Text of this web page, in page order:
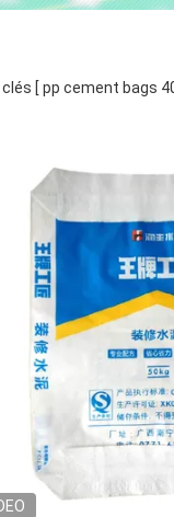
[ pp cement bags